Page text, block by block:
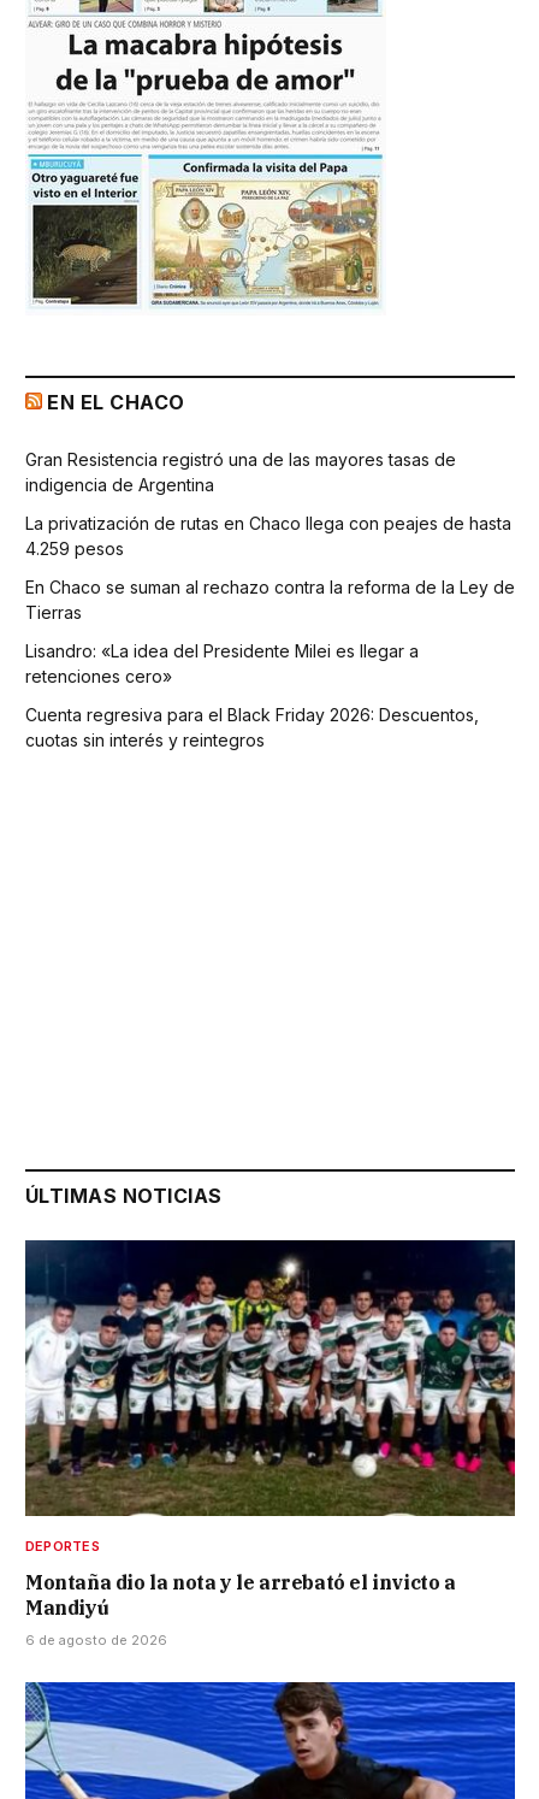
EN EL CHACO
Gran Resistencia registró una de las mayores tasas de
indigencia de Argentina
La privatización de rutas en Chaco llega con peajes de hasta
4.259 pesos
En Chaco se suman al rechazo contra la reforma de la Ley de
Tierras
Lisandro: «La idea del Presidente Milei es llegar a
retenciones cero»
Cuenta regresiva para el Black Friday 2026: Descuentos,
cuotas sin interés y reintegros
ÚLTIMAS NOTICIAS
DEPORTES
Montaña dio la nota y le arrebató el invicto a
Mandiyú
6 de agosto de 2026